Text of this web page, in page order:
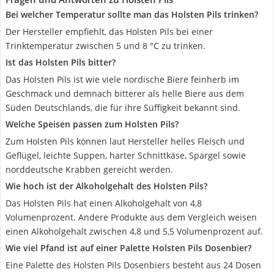
Bei welcher Temperatur sollte man das Holsten Pils trinken?
Der Hersteller empfiehlt, das Holsten Pils bei einer
Trinktemperatur zwischen 5 und 8 °C zu trinken.
Ist das Holsten Pils bitter?
Das Holsten Pils ist wie viele nordische Biere feinherb im
Geschmack und demnach bitterer als helle Biere aus dem
Süden Deutschlands, die für ihre Süffigkeit bekannt sind.
Welche Speisen passen zum Holsten Pils?
Zum Holsten Pils können laut Hersteller helles Fleisch und
Geflügel, leichte Suppen, harter Schnittkäse, Spargel sowie
norddeutsche Krabben gereicht werden.
Wie hoch ist der Alkoholgehalt des Holsten Pils?
Das Holsten Pils hat einen Alkoholgehalt von 4,8
Volumenprozent. Andere Produkte aus dem Vergleich weisen
einen Alkoholgehalt zwischen 4,8 und 5,5 Volumenprozent auf.
Wie viel Pfand ist auf einer Palette Holsten Pils Dosenbier?
Eine Palette des Holsten Pils Dosenbiers besteht aus 24 Dosen